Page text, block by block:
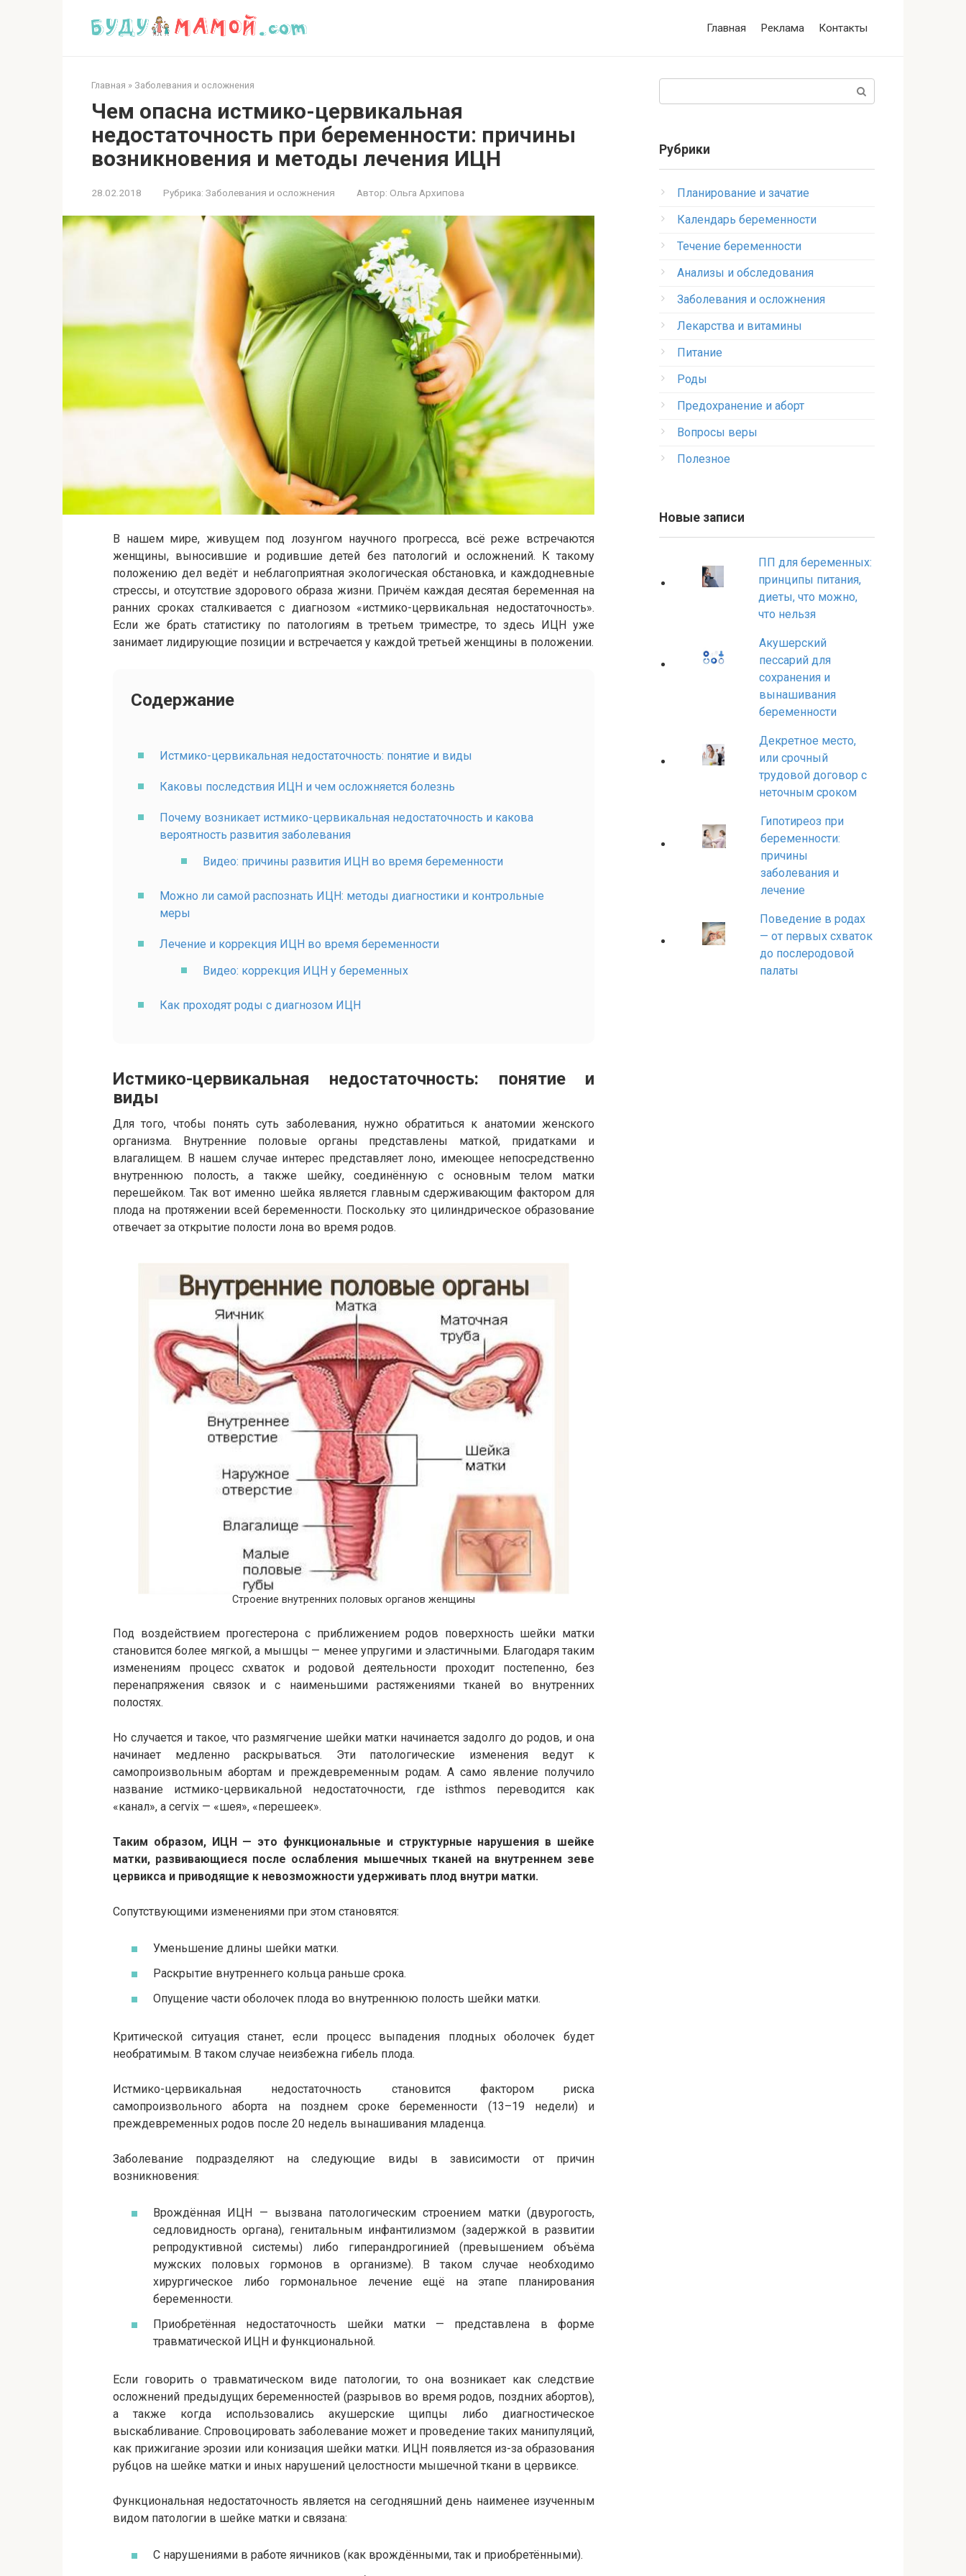
Главная Реклама Контакты
Главная » Заболевания и осложнения
Чем опасна истмико-цервикальная
недостаточность при беременности: причины
возникновения и методы лечения ИЦН
28.02.2018 Рубрика: Заболевания и осложнения Автор: Ольга Архипова
В нашем мире, живущем под лозунгом научного прогресса, всё реже встречаются
женщины, выносившие и родившие детей без патологий и осложнений. К такому
положению дел ведёт и неблагоприятная экологическая обстановка, и каждодневные
стрессы, и отсутствие здорового образа жизни. Причём каждая десятая беременная на
ранних сроках сталкивается с диагнозом «истмико-цервикальная недостаточность».
Если же брать статистику по патологиям в третьем триместре, то здесь ИЦН уже
занимает лидирующие позиции и встречается у каждой третьей женщины в положении.
Содержание
Истмико-цервикальная недостаточность: понятие и виды
Каковы последствия ИЦН и чем осложняется болезнь
Почему возникает истмико-цервикальная недостаточность и какова
вероятность развития заболевания
Видео: причины развития ИЦН во время беременности
Можно ли самой распознать ИЦН: методы диагностики и контрольные
меры
Лечение и коррекция ИЦН во время беременности
Видео: коррекция ИЦН у беременных
Как проходят роды с диагнозом ИЦН
Истмико-цервикальная недостаточность: понятие и
виды
Для того, чтобы понять суть заболевания, нужно обратиться к анатомии женского
организма. Внутренние половые органы представлены маткой, придатками и
влагалищем. В нашем случае интерес представляет лоно, имеющее непосредственно
внутреннюю полость, а также шейку, соединённую с основным телом матки
перешейком. Так вот именно шейка является главным сдерживающим фактором для
плода на протяжении всей беременности. Поскольку это цилиндрическое образование
отвечает за открытие полости лона во время родов.
Строение внутренних половых органов женщины
Под воздействием прогестерона с приближением родов поверхность шейки матки
становится более мягкой, а мышцы — менее упругими и эластичными. Благодаря таким
изменениям процесс схваток и родовой деятельности проходит постепенно, без
перенапряжения связок и с наименьшими растяжениями тканей во внутренних
полостях.
Но случается и такое, что размягчение шейки матки начинается задолго до родов, и она
начинает медленно раскрываться. Эти патологические изменения ведут к
самопроизвольным абортам и преждевременным родам. А само явление получило
название истмико-цервикальной недостаточности, где isthmos переводится как
«канал», а cervix — «шея», «перешеек».
Таким образом, ИЦН — это функциональные и структурные нарушения в шейке
матки, развивающиеся после ослабления мышечных тканей на внутреннем зеве
цервикса и приводящие к невозможности удерживать плод внутри матки.
Сопутствующими изменениями при этом становятся:
Уменьшение длины шейки матки.
Раскрытие внутреннего кольца раньше срока.
Опущение части оболочек плода во внутреннюю полость шейки матки.
Критической ситуация станет, если процесс выпадения плодных оболочек будет
необратимым. В таком случае неизбежна гибель плода.
Истмико-цервикальная недостаточность становится фактором риска
самопроизвольного аборта на позднем сроке беременности (13–19 недели) и
преждевременных родов после 20 недель вынашивания младенца.
Заболевание подразделяют на следующие виды в зависимости от причин
возникновения:
Врождённая ИЦН — вызвана патологическим строением матки (двурогость,
седловидность органа), генитальным инфантилизмом (задержкой в развитии
репродуктивной системы) либо гиперандрогинией (превышением объёма
мужских половых гормонов в организме). В таком случае необходимо
хирургическое либо гормональное лечение ещё на этапе планирования
беременности.
Приобретённая недостаточность шейки матки — представлена в форме
травматической ИЦН и функциональной.
Если говорить о травматическом виде патологии, то она возникает как следствие
осложнений предыдущих беременностей (разрывов во время родов, поздних абортов),
а также когда использовались акушерские щипцы либо диагностическое
выскабливание. Спровоцировать заболевание может и проведение таких манипуляций,
как прижигание эрозии или конизация шейки матки. ИЦН появляется из-за образования
рубцов на шейке матки и иных нарушений целостности мышечной ткани в цервиксе.
Функциональная недостаточность является на сегодняшний день наименее изученным
видом патологии в шейке матки и связана:
С нарушениями в работе яичников (как врождёнными, так и приобретёнными).
Рубрики
Планирование и зачатие
Календарь беременности
Течение беременности
Анализы и обследования
Заболевания и осложнения
Лекарства и витамины
Питание
Роды
Предохранение и аборт
Вопросы веры
Полезное
Новые записи
ПП для беременных:
принципы питания,
диеты, что можно,
что нельзя
Акушерский
пессарий для
сохранения и
вынашивания
беременности
Декретное место,
или срочный
трудовой договор с
неточным сроком
Гипотиреоз при
беременности:
причины
заболевания и
лечение
Поведение в родах
— от первых схваток
до послеродовой
палаты